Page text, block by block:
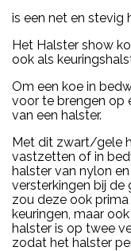
is een net en stevig
Het Halster show
ook als
Om een koe in
voor te brengen op
van een halster.
Met dit zwart/gele
vastzetten of in
halster van nylon
versterkingen bij de
zou deze ook
keuringen, maar
halster is op twee
zodat het halster